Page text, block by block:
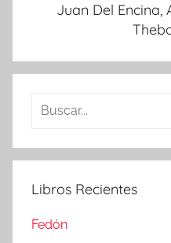
Juan Del Encina,
Buscar:
Libros Recientes
Fedón